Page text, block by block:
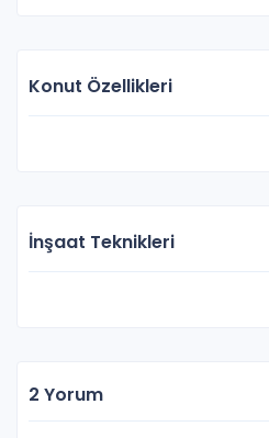
Konut Özellikleri
İnşaat Teknikleri
2 Yorum